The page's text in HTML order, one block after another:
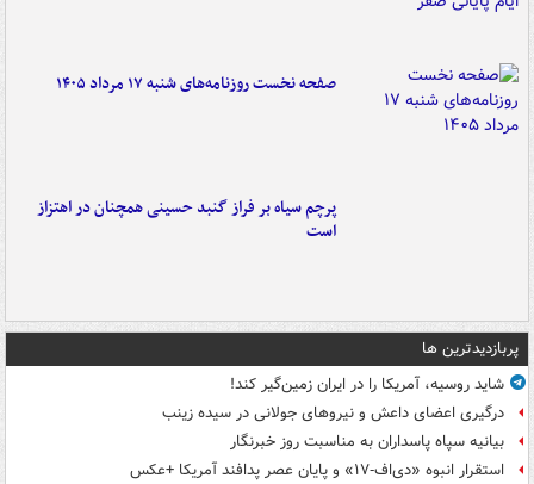
صفحه نخست روزنامه‌های شنبه ۱۷ مرداد ۱۴۰۵
پرچم سیاه بر فراز گنبد حسینی همچنان در اهتزاز
است
پربازدیدترین ها
شاید روسیه، آمریکا را در ایران زمین‌گیر کند!
درگیری اعضای داعش و نیروهای جولانی در سیده زینب
بیانیه سپاه پاسداران به مناسبت روز خبرنگار
استقرار انبوه «دی‌اف‑۱۷» و پایان عصر پدافند آمریکا +عکس